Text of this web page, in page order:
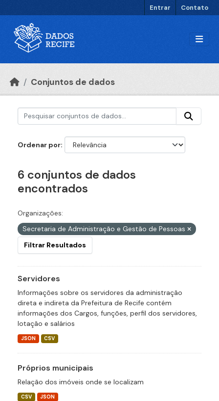
Entrar Contato
Conjuntos de dados
Ordenar por
6 conjuntos de dados
encontrados
Organizações:
Secretaria de Administração e Gestão de Pessoas
Filtrar Resultados
Servidores
Informações sobre os servidores da administração
direta e indireta da Prefeitura de Recife contém
informações dos Cargos, funções, perfil dos servidores,
lotação e salários
JSON CSV
Próprios municipais
Relação dos imóveis onde se localizam
CSV JSON